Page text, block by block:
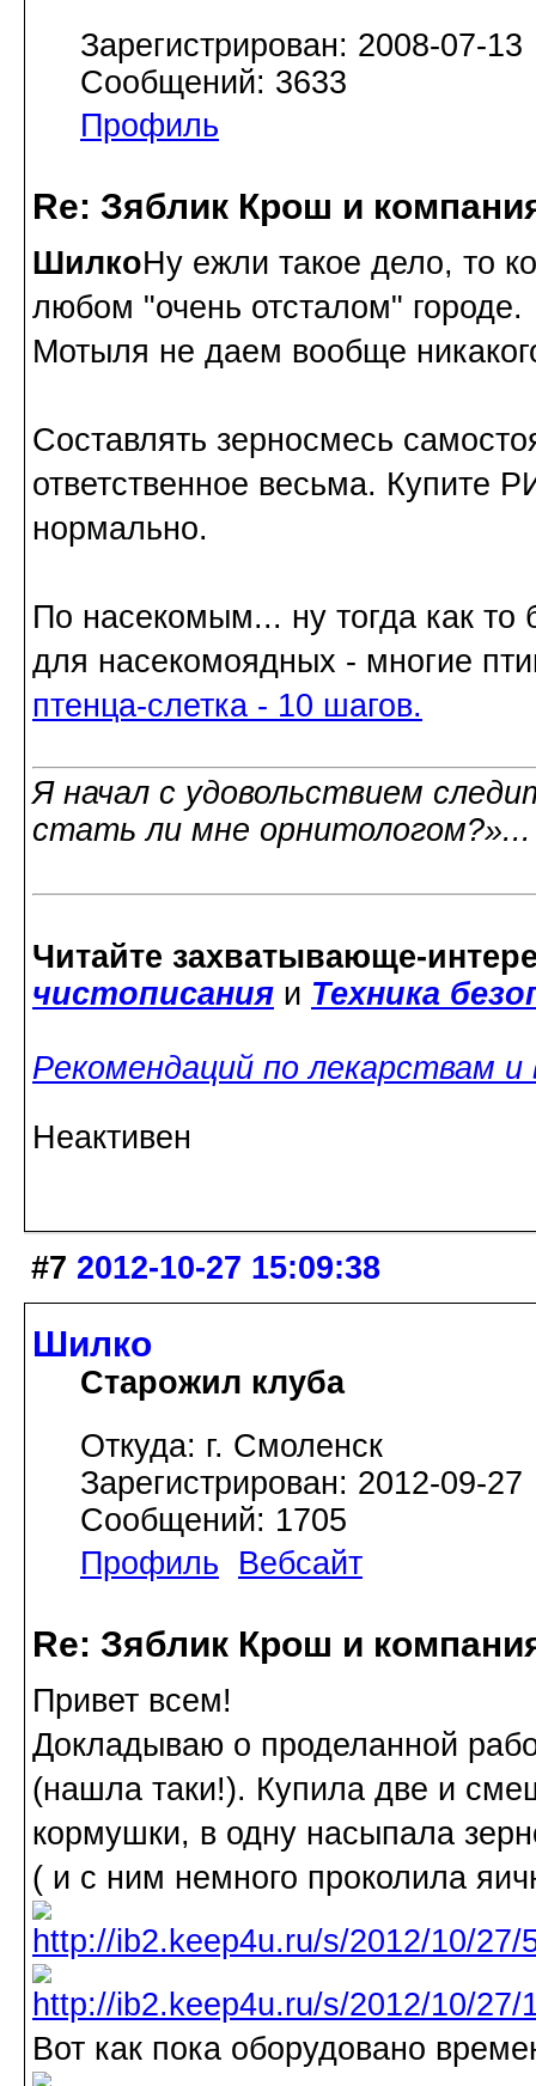
Зарегистрирован: 2008-07-13
Сообщений: 3633
Профиль
Re: Зяблик Крош и
ШилкоНу ежли такое дело, то
любом "очень отсталом" городе.
Мотыля не даем вообще
Составлять зерносмесь
ответственное весьма. Купите
нормально.
По насекомым... ну тогда как
для насекомоядных - многие
птенца-слетка - 10 шагов.
Я начал с удовольствием
стать ли мне
Читайте захватывающе-
чистописания и Техника
Рекомендаций по лекарствам
Неактивен
#7 2012-10-27 15:09:38
Шилко
Старожил клуба
Откуда: г. Смоленск
Зарегистрирован: 2012-09-27
Сообщений: 1705
Профиль
Вебсайт
Re: Зяблик Крош и
Привет всем!
Докладываю о проделанной
(нашла таки!). Купила две и
кормушки, в одну насыпала
( и с ним немного проколила
Вот как пока оборудовано